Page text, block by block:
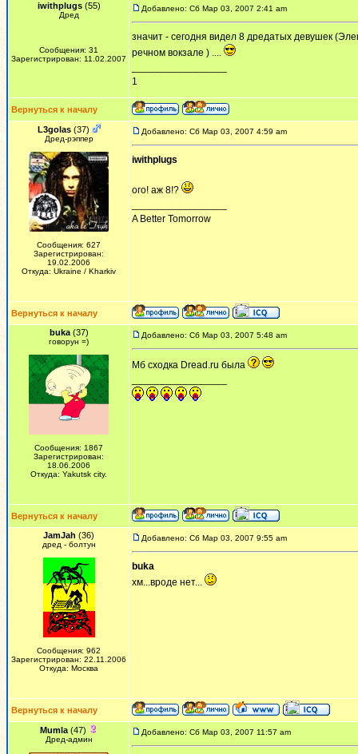
iwithplugs(55)
Дред
Сообщения: 31
Зарегистрирован: 11.02.2007
Добавлено: Сб Мар 03, 2007 2:41 am
значит - сегодня видел 8 дредатых девушек
речном вокзале ) ....
1
Вернуться к началу
L3golas(37)
Дред-рэппер
Сообщения: 627
Зарегистрирован:
19.02.2006
Откуда: Ukraine / Kharkiv
Добавлено: Сб Мар 03, 2007 4:59 am
iwithplugs
ого! аж 8!?
A Better Tomorrow
Вернуться к началу
buka(37)
говорун =)
Сообщения: 1867
Зарегистрирован:
18.06.2006
Откуда: Yakutsk city.
Добавлено: Сб Мар 03, 2007 5:48 am
Мб сходка Dread.ru была
Вернуться к началу
JamJah (36)
дред - болтун
Сообщения: 962
Зарегистрирован: 22.11.2006
Откуда: Москва
Добавлено: Сб Мар 03, 2007 9:55 am
buka
хм...вроде нет...
Вернуться к началу
Mumla (47)
Дред-админ
Добавлено: Сб Мар 03, 2007 11:57 am